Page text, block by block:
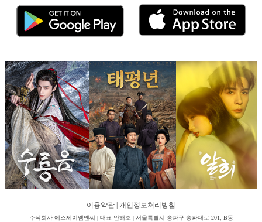
이용약관 개인정보처리방침
주식회사 에스제이엠엔씨 | 대표 안해조 | 서울특별시 송파구 송파대로 201, B동